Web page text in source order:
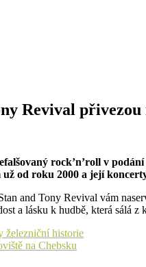
Revival přivezou
rock’n’roll v
od roku 2000 a její
and Tony Revival vám
a lásku k hudbě, která sálá z
železniční historie
na Chebsku